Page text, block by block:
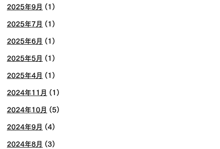
2025年9月 (1)
2025年7月 (1)
2025年6月 (1)
2025年5月 (1)
2025年4月 (1)
2024年11月 (1)
2024年10月 (5)
2024年9月 (4)
2024年8月 (3)